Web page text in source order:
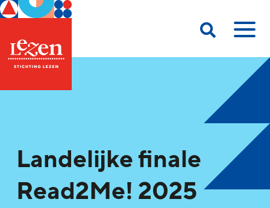
Landelijke finale
Read2Me! 2025